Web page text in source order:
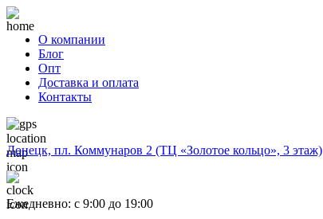
О компании
Блог
Опт
Доставка и оплата
Контакты
Донецк, пл. Коммунаров 2 (ТЦ «Золотое кольцо», 3 этаж)
Ежедневно: с 9:00 до 19:00